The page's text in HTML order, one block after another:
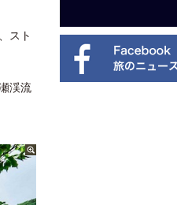
スト
渓流